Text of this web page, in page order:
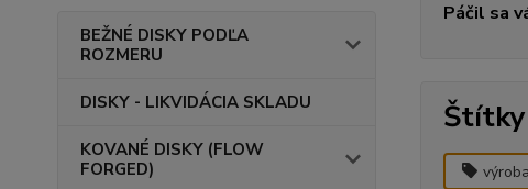
BEŽNÉ DISKY PODĽA
ROZMERU
DISKY - LIKVIDÁCIA SKLADU
KOVANÉ DISKY (FLOW
FORGED)
Páčil sa
Štítky